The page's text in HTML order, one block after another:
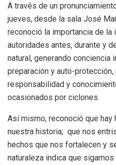
A través de un
jueves, desde la sala José
reconoció la importancia de la
autoridades antes, durante y
natural, generando conciencia
preparación y auto-
responsabilidad y
ocasionados por ciclones.
Así mismo, reconoció que hay
nuestra historia, que nos
hechos que nos fortalecen y
naturaleza indica que